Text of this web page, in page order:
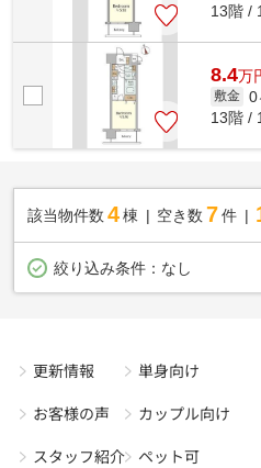
13階 /
8.4万
敷金 0
13階 /
該当物件数 4棟 空き数 7 件
絞り込み条件： なし
更新情報
お客様の声
スタッフ紹介
単身向け
カップル向け
ペット可